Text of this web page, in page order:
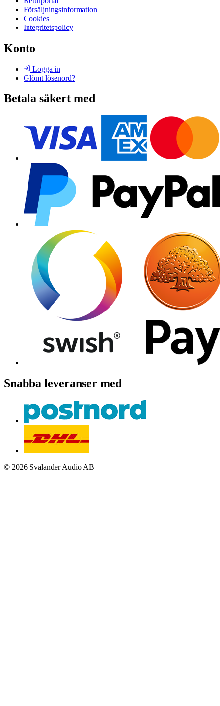
Försäljningsinformation
Cookies
Integritetspolicy
Konto
Logga in
Glömt lösenord?
Betala säkert med
Snabba leveranser med
© 2026 Svalander Audio AB